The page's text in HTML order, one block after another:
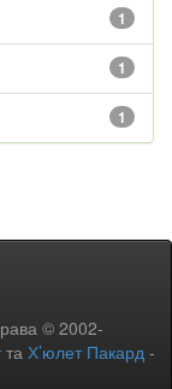
1
1
1
© 2002-
та Х’юлет Пакард -